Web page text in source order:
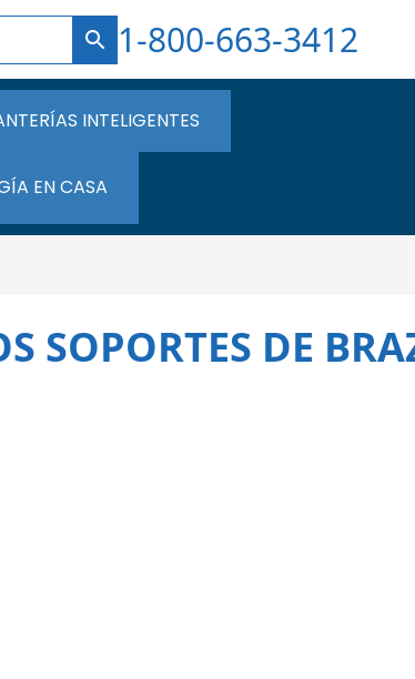
1-800-663-3412
INTELIGENTES
EN CASA
SOPORTES DE